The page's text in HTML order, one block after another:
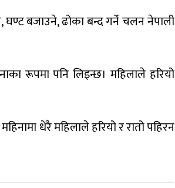
बजाउने, ढोका बन्द गर्ने चलन नेपाली
रूपमा पनि लिइन्छ। महिलाले हरियो
धेरै महिलाले हरियो र रातो पहिरन